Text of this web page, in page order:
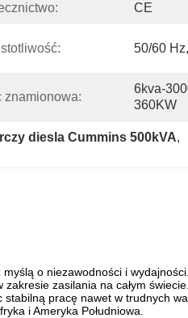
CE
50/60
znamionowa:
6kva-
360KW
diesla Cummins 500kVA,
o niezawodności i
zasilania na całym świecie.
pracę nawet w trudnych
i Ameryka Południowa.